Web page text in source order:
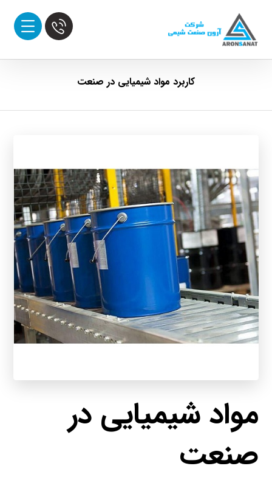
کاربرد مواد شیمیایی در صنعت
مواد شیمیایی در
صنعت